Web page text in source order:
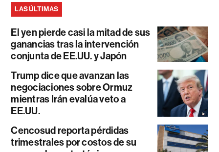
LAS ÚLTIMAS
El yen pierde casi la mitad de sus
ganancias tras la intervención
conjunta de EE.UU. y Japón
Trump dice que avanzan las
negociaciones sobre Ormuz
mientras Irán evalúa veto a
EE.UU.
Cencosud reporta pérdidas
trimestrales por costos de su